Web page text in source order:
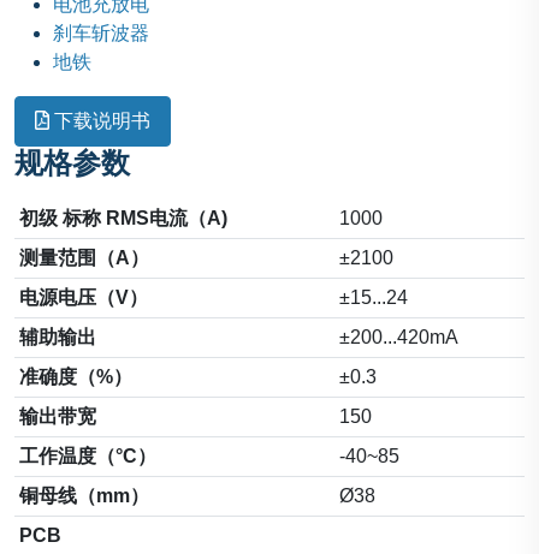
电池充放电
刹车斩波器
地铁
下载说明书
规格参数
初级 标称 RMS电流（A)
1000
测量范围（A）
±2100
电源电压（V）
±15...24
辅助输出
±200...420mA
准确度（%）
±0.3
输出带宽
150
工作温度（°C）
-40~85
铜母线（mm）
Ø38
PCB